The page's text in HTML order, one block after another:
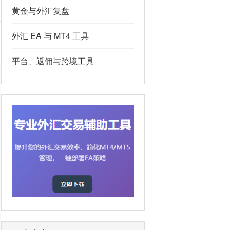
黄金与外汇复盘
外汇 EA 与 MT4 工具
平台、返佣与跨境工具